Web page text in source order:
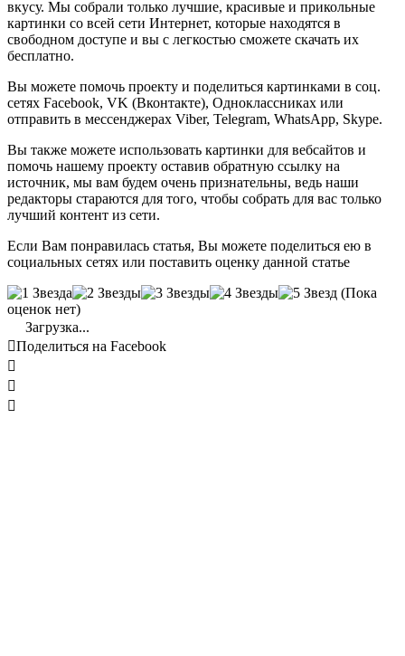
вкусу. Мы собрали только лучшие, красивые и прикольные
картинки со всей сети Интернет, которые находятся в
свободном доступе и вы с легкостью сможете скачать их
бесплатно.
Вы можете помочь проекту и поделиться картинками в соц.
сетях Facebook, VK (Вконтакте), Одноклассниках или
отправить в мессенджерах Viber, Telegram, WhatsApp, Skype.
Вы также можете использовать картинки для вебсайтов и
помочь нашему проекту оставив обратную ссылку на
источник, мы вам будем очень признательны, ведь наши
редакторы стараются для того, чтобы собрать для вас только
лучший контент из сети.
Если Вам понравилась статья, Вы можете поделиться ею в
социальных сетях или поставить оценку данной статье
(Пока
оценок нет)
Загрузка...
Поделиться на Facebook


